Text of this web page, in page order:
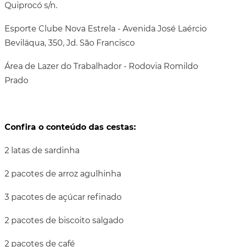
Quiprocó s/n.
Esporte Clube Nova Estrela - Avenida José Laércio
Beviláqua, 350, Jd. São Francisco
Área de Lazer do Trabalhador - Rodovia Romildo
Prado
Confira o conteúdo das cestas:
2 latas de sardinha
2 pacotes de arroz agulhinha
3 pacotes de açúcar refinado
2 pacotes de biscoito salgado
2 pacotes de café